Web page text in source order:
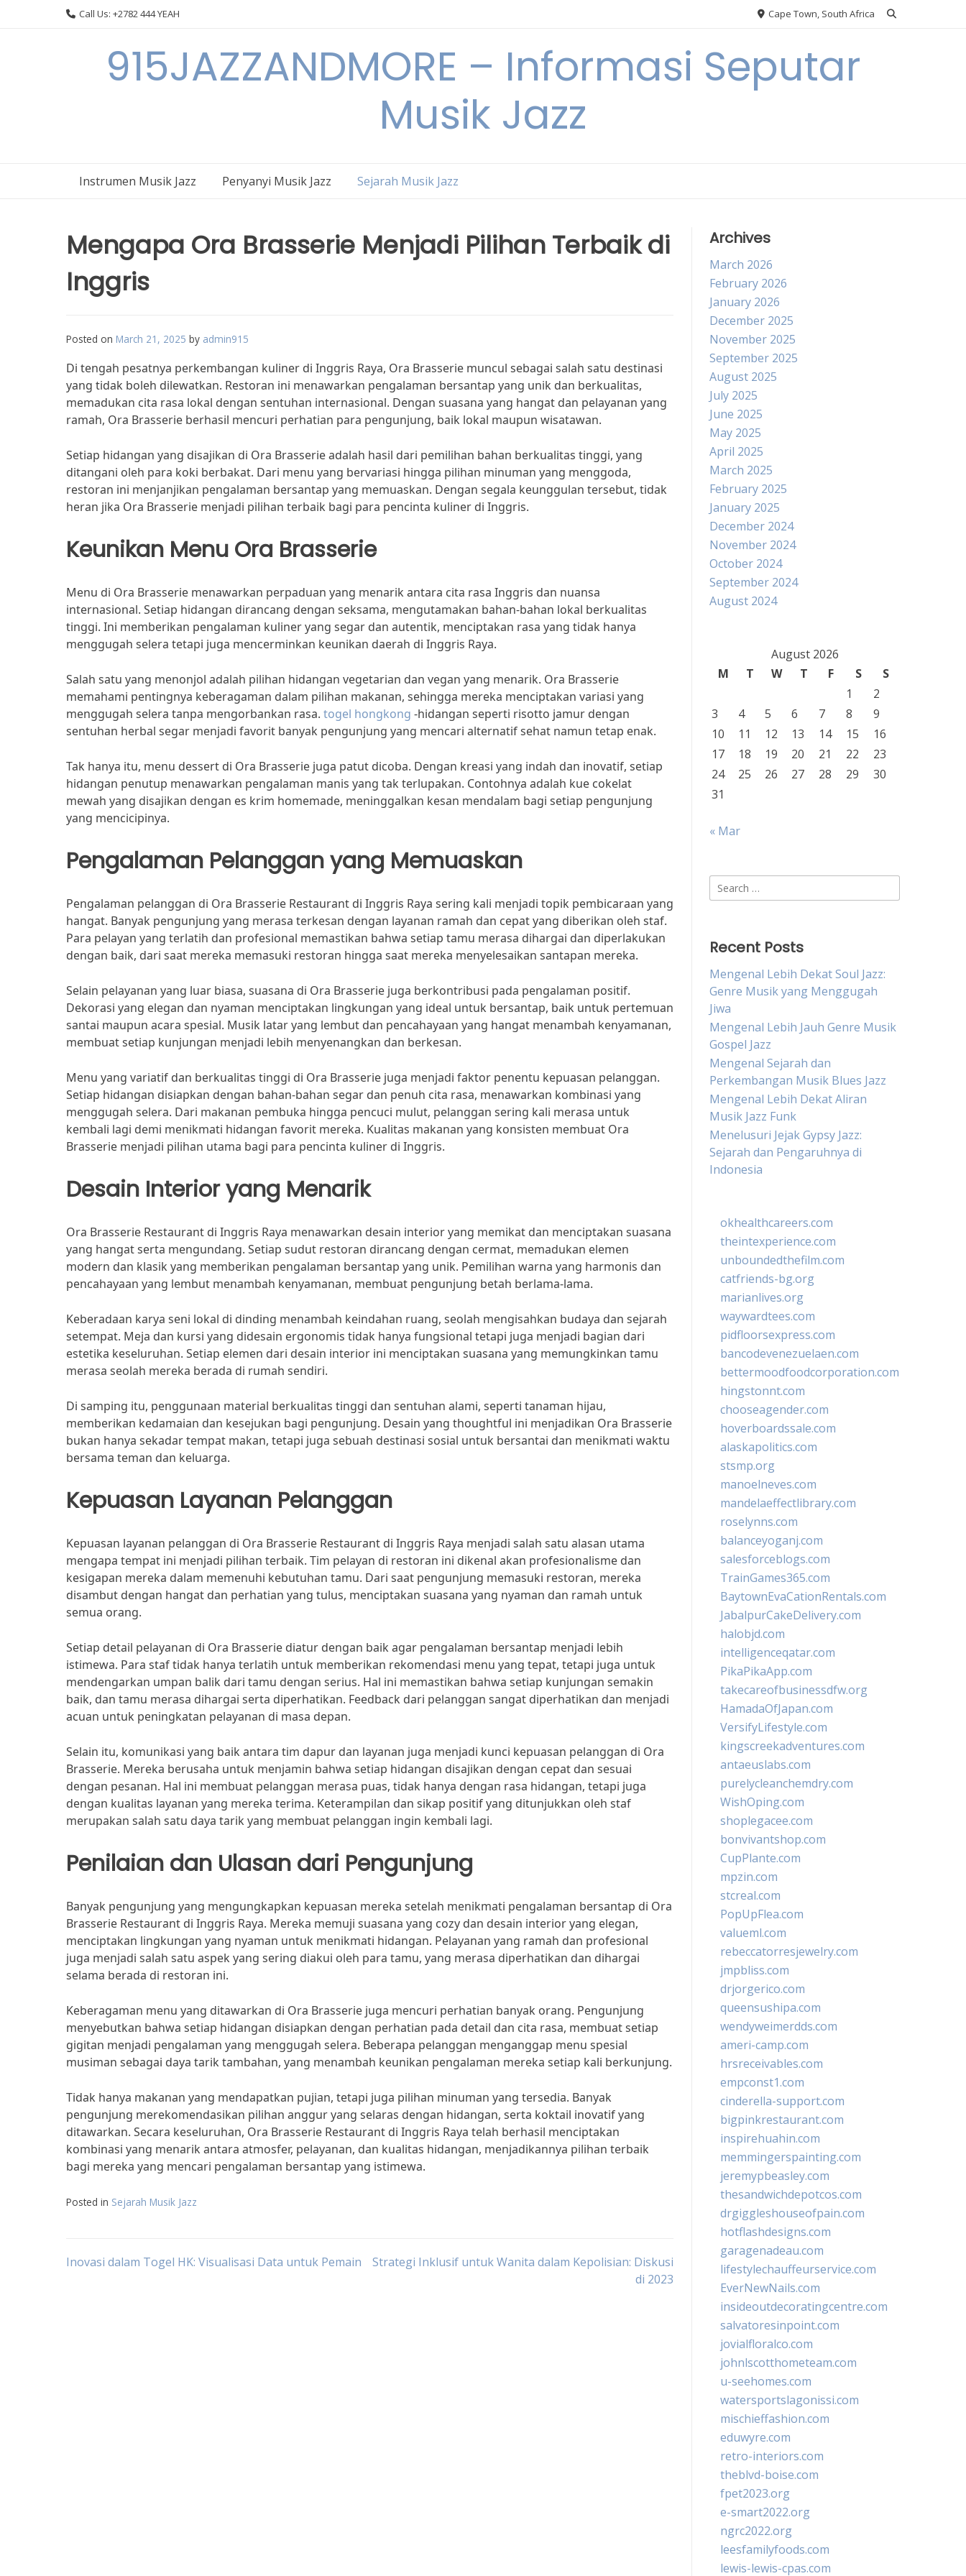
Call Us: +2782 444 YEAH Cape Town, South Africa
915JAZZANDMORE – Informasi Seputar
Musik Jazz
Instrumen Musik Jazz Penyanyi Musik Jazz Sejarah Musik Jazz
Mengapa Ora Brasserie Menjadi Pilihan Terbaik di
Inggris
Posted on March 21, 2025 by admin915
Di tengah pesatnya perkembangan kuliner di Inggris Raya, Ora Brasserie muncul sebagai salah satu destinasi
yang tidak boleh dilewatkan. Restoran ini menawarkan pengalaman bersantap yang unik dan berkualitas,
memadukan cita rasa lokal dengan sentuhan internasional. Dengan suasana yang hangat dan pelayanan yang
ramah, Ora Brasserie berhasil mencuri perhatian para pengunjung, baik lokal maupun wisatawan.
Setiap hidangan yang disajikan di Ora Brasserie adalah hasil dari pemilihan bahan berkualitas tinggi, yang
ditangani oleh para koki berbakat. Dari menu yang bervariasi hingga pilihan minuman yang menggoda,
restoran ini menjanjikan pengalaman bersantap yang memuaskan. Dengan segala keunggulan tersebut, tidak
heran jika Ora Brasserie menjadi pilihan terbaik bagi para pencinta kuliner di Inggris.
Keunikan Menu Ora Brasserie
Menu di Ora Brasserie menawarkan perpaduan yang menarik antara cita rasa Inggris dan nuansa
internasional. Setiap hidangan dirancang dengan seksama, mengutamakan bahan-bahan lokal berkualitas
tinggi. Ini memberikan pengalaman kuliner yang segar dan autentik, menciptakan rasa yang tidak hanya
menggugah selera tetapi juga mencerminkan keunikan daerah di Inggris Raya.
Salah satu yang menonjol adalah pilihan hidangan vegetarian dan vegan yang menarik. Ora Brasserie
memahami pentingnya keberagaman dalam pilihan makanan, sehingga mereka menciptakan variasi yang
menggugah selera tanpa mengorbankan rasa. togel hongkong -hidangan seperti risotto jamur dengan
sentuhan herbal segar menjadi favorit banyak pengunjung yang mencari alternatif sehat namun tetap enak.
Tak hanya itu, menu dessert di Ora Brasserie juga patut dicoba. Dengan kreasi yang indah dan inovatif, setiap
hidangan penutup menawarkan pengalaman manis yang tak terlupakan. Contohnya adalah kue cokelat
mewah yang disajikan dengan es krim homemade, meninggalkan kesan mendalam bagi setiap pengunjung
yang mencicipinya.
Pengalaman Pelanggan yang Memuaskan
Pengalaman pelanggan di Ora Brasserie Restaurant di Inggris Raya sering kali menjadi topik pembicaraan yang
hangat. Banyak pengunjung yang merasa terkesan dengan layanan ramah dan cepat yang diberikan oleh staf.
Para pelayan yang terlatih dan profesional memastikan bahwa setiap tamu merasa dihargai dan diperlakukan
dengan baik, dari saat mereka memasuki restoran hingga saat mereka menyelesaikan santapan mereka.
Selain pelayanan yang luar biasa, suasana di Ora Brasserie juga berkontribusi pada pengalaman positif.
Dekorasi yang elegan dan nyaman menciptakan lingkungan yang ideal untuk bersantap, baik untuk pertemuan
santai maupun acara spesial. Musik latar yang lembut dan pencahayaan yang hangat menambah kenyamanan,
membuat setiap kunjungan menjadi lebih menyenangkan dan berkesan.
Menu yang variatif dan berkualitas tinggi di Ora Brasserie juga menjadi faktor penentu kepuasan pelanggan.
Setiap hidangan disiapkan dengan bahan-bahan segar dan penuh cita rasa, menawarkan kombinasi yang
menggugah selera. Dari makanan pembuka hingga pencuci mulut, pelanggan sering kali merasa untuk
kembali lagi demi menikmati hidangan favorit mereka. Kualitas makanan yang konsisten membuat Ora
Brasserie menjadi pilihan utama bagi para pencinta kuliner di Inggris.
Desain Interior yang Menarik
Ora Brasserie Restaurant di Inggris Raya menawarkan desain interior yang memikat dan menciptakan suasana
yang hangat serta mengundang. Setiap sudut restoran dirancang dengan cermat, memadukan elemen
modern dan klasik yang memberikan pengalaman bersantap yang unik. Pemilihan warna yang harmonis dan
pencahayaan yang lembut menambah kenyamanan, membuat pengunjung betah berlama-lama.
Keberadaan karya seni lokal di dinding menambah keindahan ruang, seolah mengisahkan budaya dan sejarah
setempat. Meja dan kursi yang didesain ergonomis tidak hanya fungsional tetapi juga menjadi bagian dari
estetika keseluruhan. Setiap elemen dari desain interior ini menciptakan suasana yang memungkinkan tamu
merasa seolah mereka berada di rumah sendiri.
Di samping itu, penggunaan material berkualitas tinggi dan sentuhan alami, seperti tanaman hijau,
memberikan kedamaian dan kesejukan bagi pengunjung. Desain yang thoughtful ini menjadikan Ora Brasserie
bukan hanya sekadar tempat makan, tetapi juga sebuah destinasi sosial untuk bersantai dan menikmati waktu
bersama teman dan keluarga.
Kepuasan Layanan Pelanggan
Kepuasan layanan pelanggan di Ora Brasserie Restaurant di Inggris Raya menjadi salah satu alasan utama
mengapa tempat ini menjadi pilihan terbaik. Tim pelayan di restoran ini dikenal akan profesionalisme dan
kesigapan mereka dalam memenuhi kebutuhan tamu. Dari saat pengunjung memasuki restoran, mereka
disambut dengan hangat dan perhatian yang tulus, menciptakan suasana yang nyaman dan ramah untuk
semua orang.
Setiap detail pelayanan di Ora Brasserie diatur dengan baik agar pengalaman bersantap menjadi lebih
istimewa. Para staf tidak hanya terlatih untuk memberikan rekomendasi menu yang tepat, tetapi juga untuk
mendengarkan umpan balik dari tamu dengan serius. Hal ini memastikan bahwa setiap kunjungan semakin
baik, dan tamu merasa dihargai serta diperhatikan. Feedback dari pelanggan sangat diperhatikan dan menjadi
acuan untuk peningkatan pelayanan di masa depan.
Selain itu, komunikasi yang baik antara tim dapur dan layanan juga menjadi kunci kepuasan pelanggan di Ora
Brasserie. Mereka berusaha untuk menjamin bahwa setiap hidangan disajikan dengan cepat dan sesuai
dengan pesanan. Hal ini membuat pelanggan merasa puas, tidak hanya dengan rasa hidangan, tetapi juga
dengan kualitas layanan yang mereka terima. Keterampilan dan sikap positif yang ditunjukkan oleh staf
merupakan salah satu daya tarik yang membuat pelanggan ingin kembali lagi.
Penilaian dan Ulasan dari Pengunjung
Banyak pengunjung yang mengungkapkan kepuasan mereka setelah menikmati pengalaman bersantap di Ora
Brasserie Restaurant di Inggris Raya. Mereka memuji suasana yang cozy dan desain interior yang elegan,
menciptakan lingkungan yang nyaman untuk menikmati hidangan. Pelayanan yang ramah dan profesional
juga menjadi salah satu aspek yang sering diakui oleh para tamu, yang merasa diperhatikan dan dihargai
selama berada di restoran ini.
Keberagaman menu yang ditawarkan di Ora Brasserie juga mencuri perhatian banyak orang. Pengunjung
menyebutkan bahwa setiap hidangan disiapkan dengan perhatian pada detail dan cita rasa, membuat setiap
gigitan menjadi pengalaman yang menggugah selera. Beberapa pelanggan menganggap menu spesial
musiman sebagai daya tarik tambahan, yang menambah keunikan pengalaman mereka setiap kali berkunjung.
Tidak hanya makanan yang mendapatkan pujian, tetapi juga pilihan minuman yang tersedia. Banyak
pengunjung merekomendasikan pilihan anggur yang selaras dengan hidangan, serta koktail inovatif yang
ditawarkan. Secara keseluruhan, Ora Brasserie Restaurant di Inggris Raya telah berhasil menciptakan
kombinasi yang menarik antara atmosfer, pelayanan, dan kualitas hidangan, menjadikannya pilihan terbaik
bagi mereka yang mencari pengalaman bersantap yang istimewa.
Posted in Sejarah Musik Jazz
Post
Inovasi dalam Togel HK: Visualisasi Data untuk Pemain
Strategi Inklusif untuk Wanita dalam Kepolisian: Diskusi
di 2023
Archives
March 2026
February 2026
January 2026
December 2025
November 2025
September 2025
August 2025
July 2025
June 2025
May 2025
April 2025
March 2025
February 2025
January 2025
December 2024
November 2024
October 2024
September 2024
August 2024
August 2026
M
T W T F S
S
1
2
3
4 5 6 7 8
9
10
11 12 13 14 15
16
17
18 19 20 21 22
23
24
25 26 27 28 29
30
31
« Mar
Search
for:
Recent Posts
Mengenal Lebih Dekat Soul Jazz:
Genre Musik yang Menggugah
Jiwa
Mengenal Lebih Jauh Genre Musik
Gospel Jazz
Mengenal Sejarah dan
Perkembangan Musik Blues Jazz
Mengenal Lebih Dekat Aliran
Musik Jazz Funk
Menelusuri Jejak Gypsy Jazz:
Sejarah dan Pengaruhnya di
Indonesia
okhealthcareers.com
theintexperience.com
unboundedthefilm.com
catfriends-bg.org
marianlives.org
waywardtees.com
pidfloorsexpress.com
bancodevenezuelaen.com
bettermoodfoodcorporation.com
hingstonnt.com
chooseagender.com
hoverboardssale.com
alaskapolitics.com
stsmp.org
manoelneves.com
mandelaeffectlibrary.com
roselynns.com
balanceyoganj.com
salesforceblogs.com
TrainGames365.com
BaytownEvaCationRentals.com
JabalpurCakeDelivery.com
halobjd.com
intelligenceqatar.com
PikaPikaApp.com
takecareofbusinessdfw.org
HamadaOfJapan.com
VersifyLifestyle.com
kingscreekadventures.com
antaeuslabs.com
purelycleanchemdry.com
WishOping.com
shoplegacee.com
bonvivantshop.com
CupPlante.com
mpzin.com
stcreal.com
PopUpFlea.com
valueml.com
rebeccatorresjewelry.com
jmpbliss.com
drjorgerico.com
queensushipa.com
wendyweimerdds.com
ameri-camp.com
hrsreceivables.com
empconst1.com
cinderella-support.com
bigpinkrestaurant.com
inspirehuahin.com
memmingerspainting.com
jeremypbeasley.com
thesandwichdepotcos.com
drgiggleshouseofpain.com
hotflashdesigns.com
garagenadeau.com
lifestylechauffeurservice.com
EverNewNails.com
insideoutdecoratingcentre.com
salvatoresinpoint.com
jovialfloralco.com
johnlscotthometeam.com
u-seehomes.com
watersportslagonissi.com
mischieffashion.com
eduwyre.com
retro-interiors.com
theblvd-boise.com
fpet2023.org
e-smart2022.org
ngrc2022.org
leesfamilyfoods.com
lewis-lewis-cpas.com